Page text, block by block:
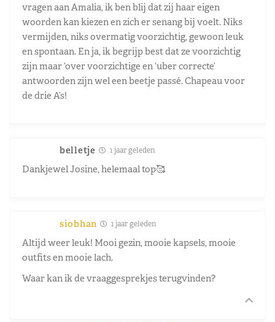
vragen aan Amalia, ik ben blij dat zij haar eigen
woorden kan kiezen en zich er senang bij voelt. Niks
vermijden, niks overmatig voorzichtig, gewoon leuk
en spontaan. En ja, ik begrijp best dat ze voorzichtig
zijn maar ‘over voorzichtige en ‘uber correcte’
antwoorden zijn wel een beetje passé. Chapeau voor
de drie A’s!
belletje 1 jaar geleden
Dankjewel Josine, helemaal top🥰
siobhan 1 jaar geleden
Altijd weer leuk! Mooi gezin, mooie kapsels, mooie
outfits en mooie lach.
Waar kan ik de vraaggesprekjes terugvinden?